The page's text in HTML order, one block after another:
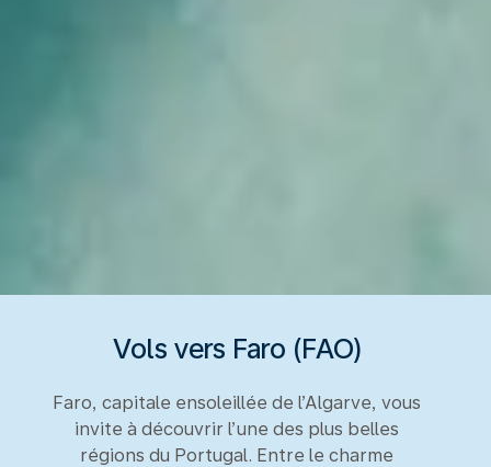
Vols vers Faro (FAO)
Faro, capitale ensoleillée de l’Algarve, vous
invite à découvrir l’une des plus belles
régions du Portugal. Entre le charme